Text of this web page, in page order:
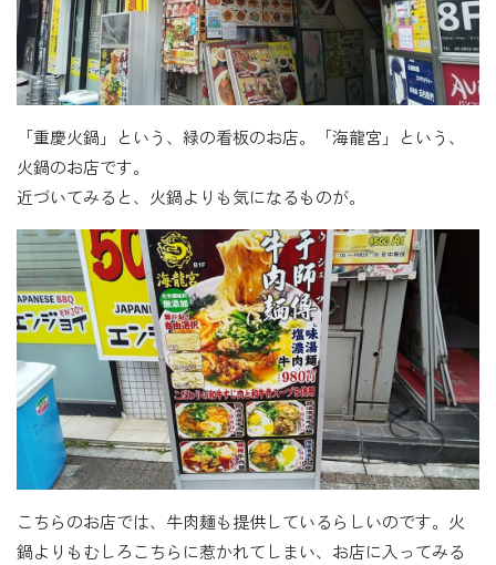
「重慶火鍋」という、緑の看板のお店。「海龍宮」という、
火鍋のお店です。
近づいてみると、火鍋よりも気になるものが。
こちらのお店では、牛肉麺も提供しているらしいのです。火
鍋よりもむしろこちらに惹かれてしまい、お店に入ってみる